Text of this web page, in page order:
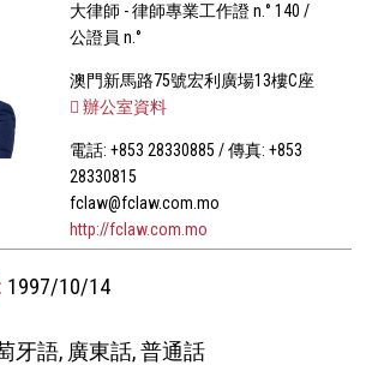
大律師 - 律師專業工作證 n.° 140 /
公證員 n.°
澳門新馬路75號宏利廣場13樓C座
辦公室資料
電話: +853 28330885 / 傳真: +853
28330815
fclaw@fclaw.com.mo
http://fclaw.com.mo
1997/10/14
牙語, 廣東話, 普通話